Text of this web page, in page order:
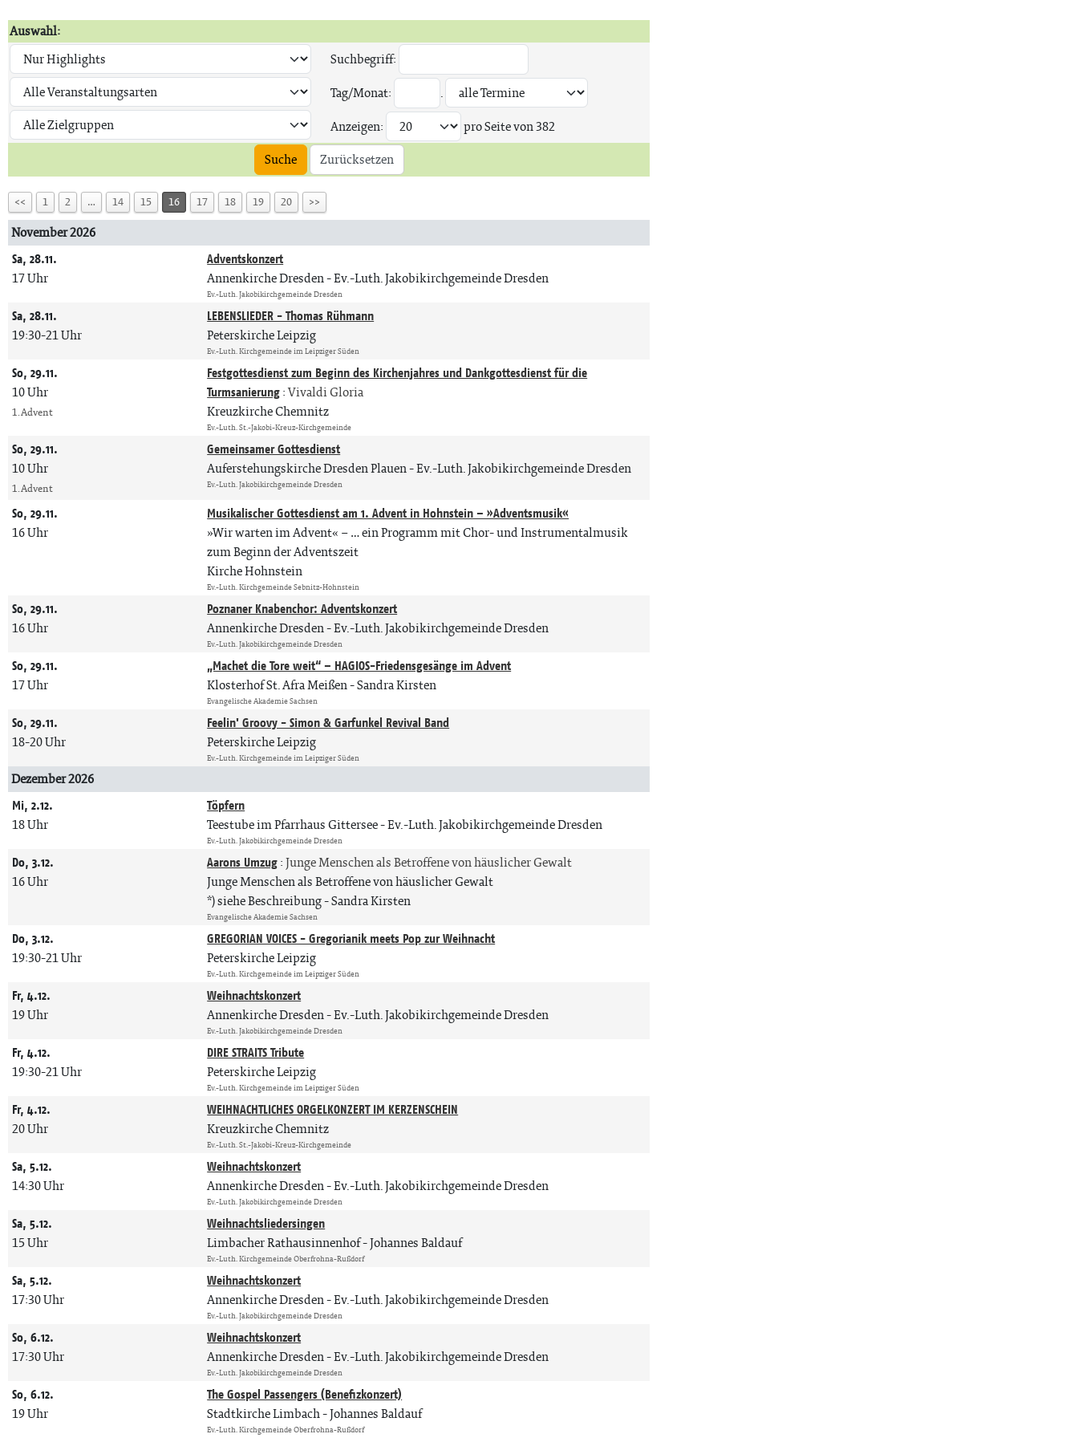
Auswahl:
Suchbegriff:
Tag/Monat:
.
Anzeigen:
pro Seite von382
Suche
Zurücksetzen
<< 1 2 … 14 15 16 17 18 19 20 >>
November 2026
Sa, 28.11.
17 Uhr
Adventskonzert
Annenkirche Dresden Ev.-Luth. Jakobikirchgemeinde Dresden
Ev.-Luth. Jakobikirchgemeinde Dresden
Sa, 28.11.
19:30-21 Uhr
LEBENSLIEDER - Thomas Rühmann
Peterskirche Leipzig
Ev.-Luth. Kirchgemeinde im Leipziger Süden
So, 29.11.
10 Uhr
1. Advent
Festgottesdienst zum Beginn des Kirchenjahres und Dankgottesdienst für die
Turmsanierung:Vivaldi Gloria
Kreuzkirche Chemnitz
Ev.-Luth. St.-Jakobi-Kreuz-Kirchgemeinde
So, 29.11.
10 Uhr
1. Advent
Gemeinsamer Gottesdienst
Auferstehungskirche Dresden Plauen Ev.-Luth. Jakobikirchgemeinde Dresden
Ev.-Luth. Jakobikirchgemeinde Dresden
So, 29.11.
16 Uhr
Musikalischer Gottesdienst am 1. Advent in Hohnstein – »Adventsmusik«
»Wir warten im Advent« – … ein Programm mit Chor- und Instrumentalmusik
zum Beginn der Adventszeit
Kirche Hohnstein
Ev.-Luth. Kirchgemeinde Sebnitz-Hohnstein
So, 29.11.
16 Uhr
Poznaner Knabenchor: Adventskonzert
Annenkirche Dresden Ev.-Luth. Jakobikirchgemeinde Dresden
Ev.-Luth. Jakobikirchgemeinde Dresden
So, 29.11.
17 Uhr
„Machet die Tore weit“ – HAGIOS-Friedensgesänge im Advent
Klosterhof St. Afra Meißen Sandra Kirsten
Evangelische Akademie Sachsen
So, 29.11.
18-20 Uhr
Feelin' Groovy - Simon & Garfunkel Revival Band
Peterskirche Leipzig
Ev.-Luth. Kirchgemeinde im Leipziger Süden
Dezember 2026
Mi, 2.12.
18 Uhr
Töpfern
Teestube im Pfarrhaus Gittersee Ev.-Luth. Jakobikirchgemeinde Dresden
Ev.-Luth. Jakobikirchgemeinde Dresden
Do, 3.12.
16 Uhr
Aarons Umzug:Junge Menschen als Betroffene von häuslicher Gewalt
Junge Menschen als Betroffene von häuslicher Gewalt
*) siehe Beschreibung Sandra Kirsten
Evangelische Akademie Sachsen
Do, 3.12.
19:30-21 Uhr
GREGORIAN VOICES - Gregorianik meets Pop zur Weihnacht
Peterskirche Leipzig
Ev.-Luth. Kirchgemeinde im Leipziger Süden
Fr, 4.12.
19 Uhr
Weihnachtskonzert
Annenkirche Dresden Ev.-Luth. Jakobikirchgemeinde Dresden
Ev.-Luth. Jakobikirchgemeinde Dresden
Fr, 4.12.
19:30-21 Uhr
DIRE STRAITS Tribute
Peterskirche Leipzig
Ev.-Luth. Kirchgemeinde im Leipziger Süden
Fr, 4.12.
20 Uhr
WEIHNACHTLICHES ORGELKONZERT IM KERZENSCHEIN
Kreuzkirche Chemnitz
Ev.-Luth. St.-Jakobi-Kreuz-Kirchgemeinde
Sa, 5.12.
14:30 Uhr
Weihnachtskonzert
Annenkirche Dresden Ev.-Luth. Jakobikirchgemeinde Dresden
Ev.-Luth. Jakobikirchgemeinde Dresden
Sa, 5.12.
15 Uhr
Weihnachtsliedersingen
Limbacher Rathausinnenhof Johannes Baldauf
Ev.-Luth. Kirchgemeinde Oberfrohna-Rußdorf
Sa, 5.12.
17:30 Uhr
Weihnachtskonzert
Annenkirche Dresden Ev.-Luth. Jakobikirchgemeinde Dresden
Ev.-Luth. Jakobikirchgemeinde Dresden
So, 6.12.
17:30 Uhr
Weihnachtskonzert
Annenkirche Dresden Ev.-Luth. Jakobikirchgemeinde Dresden
Ev.-Luth. Jakobikirchgemeinde Dresden
So, 6.12.
19 Uhr
The Gospel Passengers (Benefizkonzert)
Stadtkirche Limbach Johannes Baldauf
Ev.-Luth. Kirchgemeinde Oberfrohna-Rußdorf